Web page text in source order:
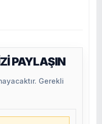
PAYLAŞIN
Gerekli